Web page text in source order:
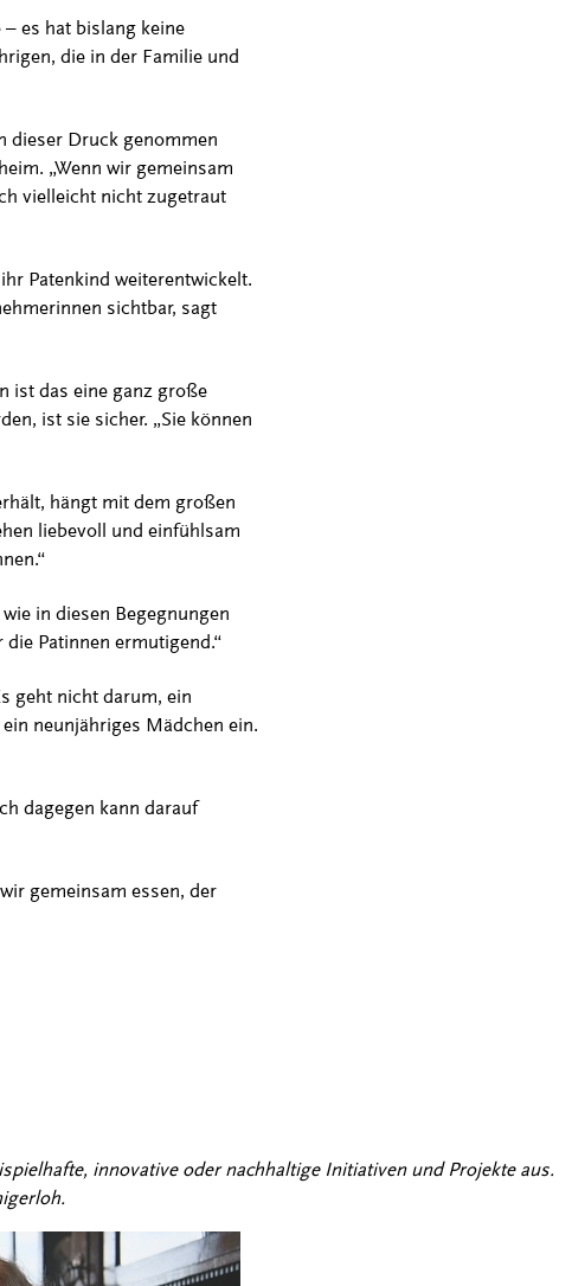
es hat bislang keine
die in der Familie und
dieser Druck genommen
„Wenn wir gemeinsam
vielleicht nicht zugetraut
Patenkind weiterentwickelt.
sichtbar, sagt
ist das eine ganz große
ist sie sicher. „Sie können
hängt mit dem großen
liebevoll und einfühlsam
in diesen Begegnungen
Patinnen ermutigend.“
geht nicht darum, ein
neunjähriges Mädchen ein.
dagegen kann darauf
gemeinsam essen, der
innovative oder nachhaltige Initiativen und Projekte aus.